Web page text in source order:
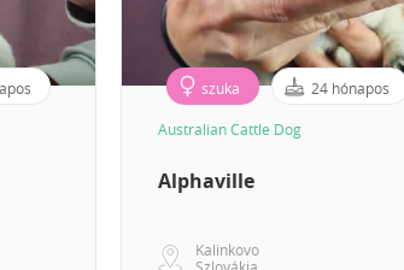
szuka 24 hónapos
Australian Cattle Dog
Alphaville
Kalinkovo